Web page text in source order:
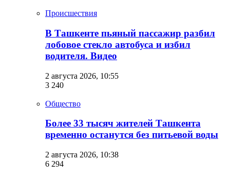
Происшествия
В Ташкенте пьяный пассажир разбил
лобовое стекло автобуса и избил
водителя. Видео
2 августа 2026, 10:55
3 240
Общество
Более 33 тысяч жителей Ташкента
временно останутся без питьевой воды
2 августа 2026, 10:38
6 294